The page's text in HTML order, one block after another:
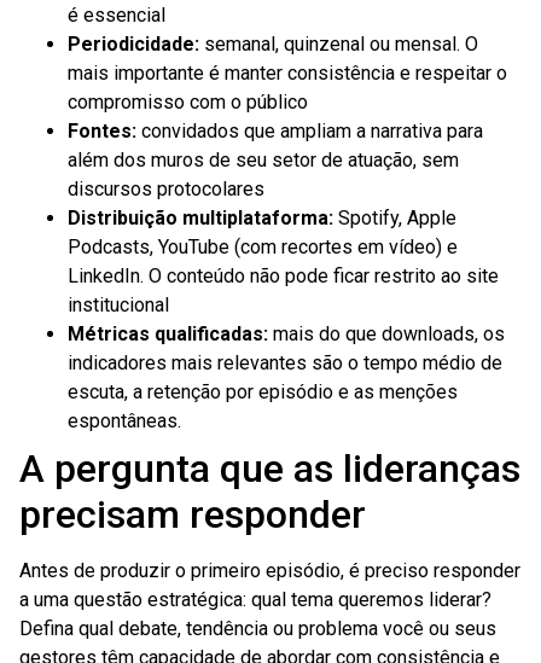
é essencial
Periodicidade: semanal, quinzenal ou mensal. O
mais importante é manter consistência e respeitar o
compromisso com o público
Fontes: convidados que ampliam a narrativa para
além dos muros de seu setor de atuação, sem
discursos protocolares
Distribuição multiplataforma: Spotify, Apple
Podcasts, YouTube (com recortes em vídeo) e
LinkedIn. O conteúdo não pode ficar restrito ao site
institucional
Métricas qualificadas: mais do que downloads, os
indicadores mais relevantes são o tempo médio de
escuta, a retenção por episódio e as menções
espontâneas.
A pergunta que as lideranças
precisam responder
Antes de produzir o primeiro episódio, é preciso responder
a uma questão estratégica: qual tema queremos liderar?
Defina qual debate, tendência ou problema você ou seus
gestores têm capacidade de abordar com consistência e